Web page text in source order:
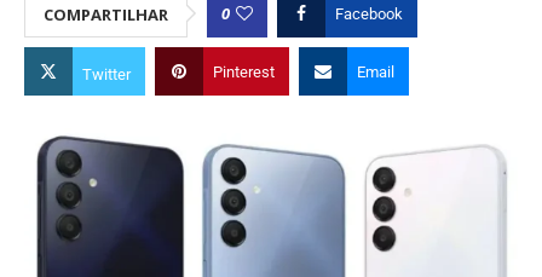
COMPARTILHAR 0 Facebook
Twitter Pinterest Email